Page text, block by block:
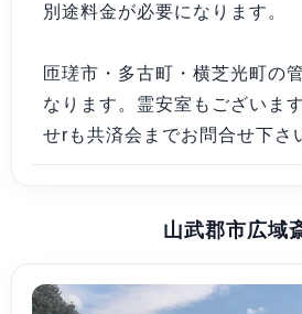
別途料金が必要になります。
匝瑳市・多古町・横芝光町の
なります。霊安室もございま
せrも共済会までお問合せ下さ
山武郡市広域